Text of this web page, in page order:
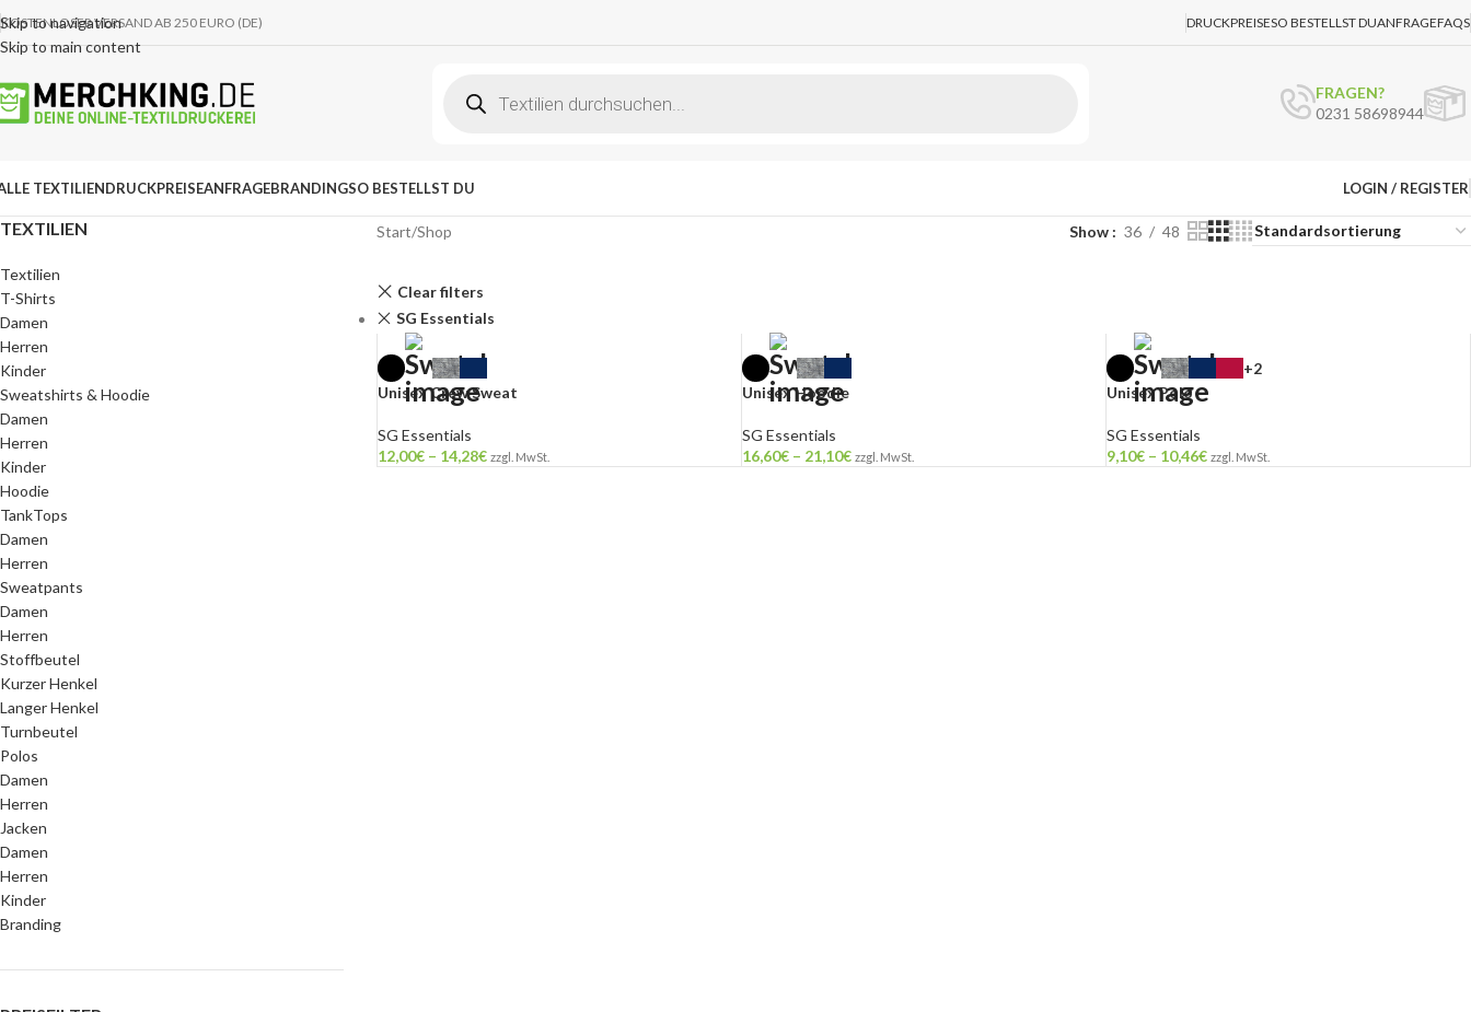
Skip to navigation
Skip to main content
KOSTENLOSER VERSAND AB 250 EURO (DE) DRUCKPREISESO BESTELLST DUANFRAGEFAQS
FRAGEN?
0231 58698944
TEXTILIENDRUCKPREISEANFRAGEBRANDINGSO BESTELLST DU LOGIN / REGISTER
TEXTILIEN
Textilien
T-Shirts
Damen
Herren
Kinder
Sweatshirts & Hoodie
Damen
Herren
Kinder
Hoodie
TankTops
Damen
Herren
Sweatpants
Damen
Herren
Stoffbeutel
Kurzer Henkel
Langer Henkel
Turnbeutel
Polos
Damen
Herren
Jacken
Damen
Herren
Kinder
Branding
Start Shop Show 36 48
Clear filters
SG Essentials
Unisex Crew Sweat
SG Essentials
12,00€ – 14,28€ zzgl. MwSt.
Unisex Hoodie
SG Essentials
16,60€ – 21,10€ zzgl. MwSt.
+2
Unisex Polo
SG Essentials
9,10€ – 10,46€ zzgl. MwSt.